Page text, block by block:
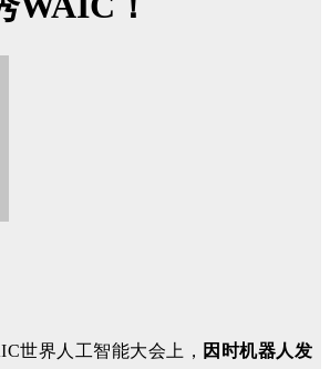
世界人工智能大会上， 因时机器人发